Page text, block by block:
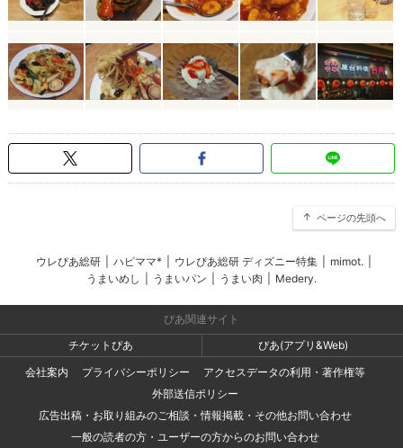
ページの先頭へ
ウレぴあ総研 ハピママ* ウレぴあ総研 ディズニー特集 mimot.
うまいめし
うまいパン うまい肉 Medery.
ぴあ関連サイト
チケットぴあ
ぴあ(アプリ&Web)
会社案内
プライバシーポリシー
アクセスデータの利用・著作権等
外部送信ポリシー
広告出稿・お取り組みのご相談・情報掲載・その他お問い合わせ
一般の読者の方・ユーザーの方からのお問い合わせ